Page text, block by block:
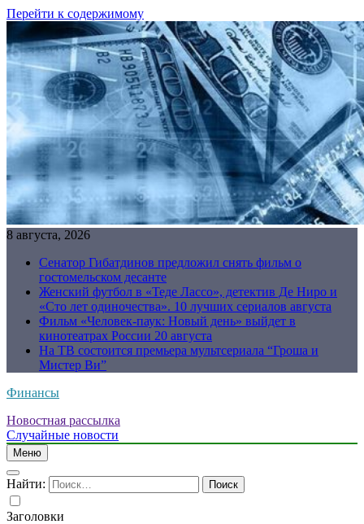
Перейти к содержимому
8 августа, 2026
Сенатор Гибатдинов предложил снять фильм о
гостомельском десанте
Женский футбол в «Теде Лассо», детектив Де Ниро и
«Сто лет одиночества». 10 лучших сериалов августа
Фильм «Человек-паук: Новый день» выйдет в
кинотеатрах России 20 августа
На ТВ состоится премьера мультсериала “Гроша и
Мистер Ви”
Финансы
Новостная рассылка
Случайные новости
Меню
Найти:
Заголовки